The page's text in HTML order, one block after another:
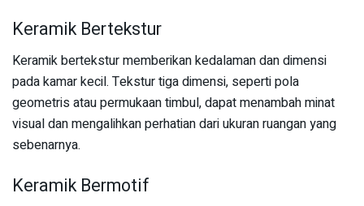
Keramik Bertekstur
Keramik bertekstur memberikan kedalaman dan dimensi
pada kamar kecil. Tekstur tiga dimensi, seperti pola
geometris atau permukaan timbul, dapat menambah minat
visual dan mengalihkan perhatian dari ukuran ruangan yang
sebenarnya.
Keramik Bermotif